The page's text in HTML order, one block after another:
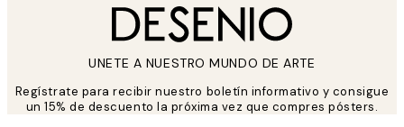
UNETE A NUESTRO MUNDO DE ARTE
Regístrate para recibir nuestro boletín informativo y consigue
un 15% de descuento la próxima vez que compres pósters.